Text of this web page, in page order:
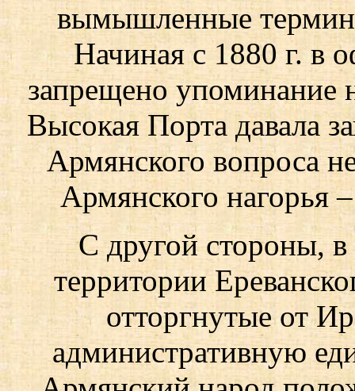
вымышленные
Начиная с 1880 г. в
запрещено упоминание
Высокая Порта давала
Армянского вопроса
Армянского нагорья
С другой стороны, в
территории
отторгнутые от
административную